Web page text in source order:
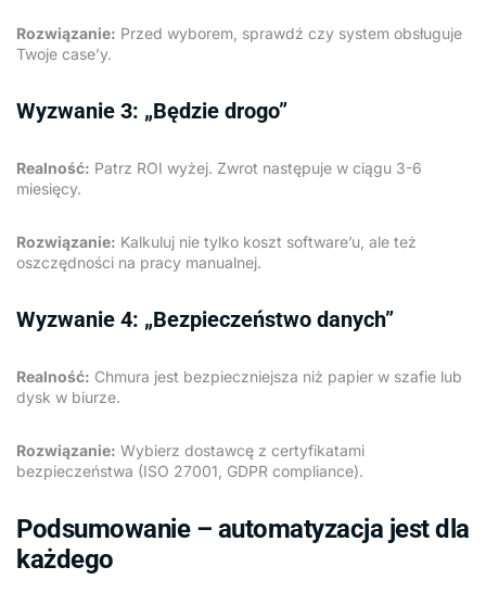
Rozwiązanie: Przed wyborem, sprawdź czy system obsługuje
Twoje case’y.
Wyzwanie 3: „Będzie drogo”
Realność: Patrz ROI wyżej. Zwrot następuje w ciągu 3-6
miesięcy.
Rozwiązanie: Kalkuluj nie tylko koszt software’u, ale też
oszczędności na pracy manualnej.
Wyzwanie 4: „Bezpieczeństwo danych”
Realność: Chmura jest bezpieczniejsza niż papier w szafie lub
dysk w biurze.
Rozwiązanie: Wybierz dostawcę z certyfikatami
bezpieczeństwa (ISO 27001, GDPR compliance).
Podsumowanie – automatyzacja jest dla
każdego